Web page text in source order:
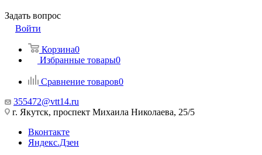
Задать вопрос
Войти
Корзина0
Избранные товары0
Сравнение товаров0
355472@vtt14.ru
г. Якутск, проспект Михаила Николаева, 25/5
Вконтакте
Яндекс.Дзен